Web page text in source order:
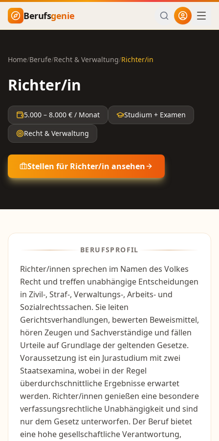
Zum Hauptinhalt springen
Berufsgenie
Home/Berufe/Recht & Verwaltung/Richter/in
Richter/in
5.000 – 8.000 € / Monat
Studium + Examen
Recht & Verwaltung
Stellen für Richter/in ansehen
BERUFSPROFIL
Richter/innen sprechen im Namen des Volkes
Recht und treffen unabhängige Entscheidungen
in Zivil-, Straf-, Verwaltungs-, Arbeits- und
Sozialrechtssachen. Sie leiten
Gerichtsverhandlungen, bewerten Beweismittel,
hören Zeugen und Sachverständige und fällen
Urteile auf Grundlage der geltenden Gesetze.
Voraussetzung ist ein Jurastudium mit zwei
Staatsexamina, wobei in der Regel
überdurchschnittliche Ergebnisse erwartet
werden. Richter/innen genießen eine besondere
verfassungsrechtliche Unabhängigkeit und sind
nur dem Gesetz unterworfen. Der Beruf bietet
eine hohe gesellschaftliche Verantwortung,